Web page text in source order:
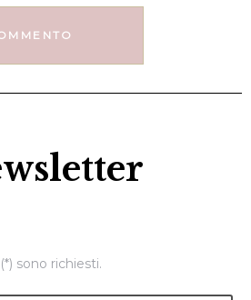
sono richiesti.